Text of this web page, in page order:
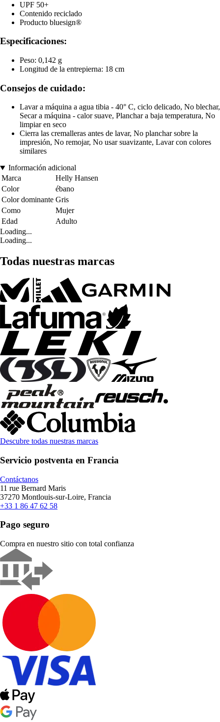
UPF 50+
Contenido reciclado
Producto bluesign®
Especificaciones:
Peso: 0,142 g
Longitud de la entrepierna: 18 cm
Consejos de cuidado:
Lavar a máquina a agua tibia - 40° C, ciclo delicado, No blechar,
Secar a máquina - calor suave, Planchar a baja temperatura, No
limpiar en seco
Cierra las cremalleras antes de lavar, No planchar sobre la
impresión, No remojar, No usar suavizante, Lavar con colores
similares
Información adicional
Marca
Helly Hansen
Color
ébano
Color dominante Gris
Como
Mujer
Edad
Adulto
Loading...
Loading...
Todas nuestras marcas
Descubre todas nuestras marcas
Servicio postventa en Francia
Contáctanos
11 rue Bernard Maris
37270 Montlouis-sur-Loire, Francia
+33 1 86 47 62 58
Pago seguro
Compra en nuestro sitio con total confianza